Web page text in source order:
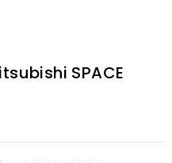
SPACE